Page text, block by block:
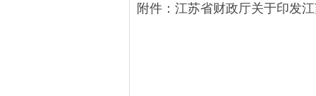
附件：江苏省财政厅关于印发